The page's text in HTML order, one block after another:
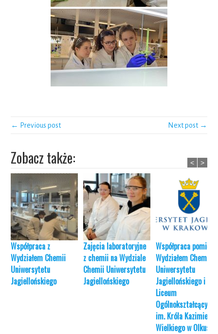
← Previous post Next post →
Zobacz także:
Współpraca z
Wydziałem Chemii
Uniwersytetu
Jagiellońskiego
Zajęcia laboratoryjne
z chemii na Wydziale
Chemii Uniwersytetu
Jagiellońskiego
Współpraca
Wydziałem Chemii
Uniwersytetu
Jagiellońskiego i I
Liceum
Ogólnokształcącym
im. Króla Kazimierza
Wielkiego w Olkuszu
< >